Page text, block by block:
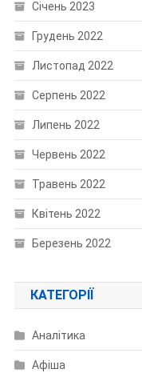
Січень 2023
Грудень 2022
Листопад 2022
Серпень 2022
Липень 2022
Червень 2022
Травень 2022
Квітень 2022
Березень 2022
КАТЕГОРІЇ
Аналітика
Афіша